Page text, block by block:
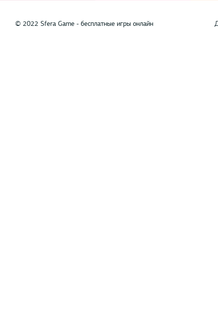
© 2022 Sfera Game - бесплатные игры онлайн